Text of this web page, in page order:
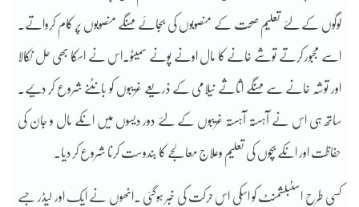
لوگوں کے لئے تعلیم صحت کے منصوبوں کی بجائے مہنگے منصوبوں پر کام کرواتے۔
اسے مجبور کرتے توشے خانے کا مال اونے پونے سمیٹو۔اس نے اسکا بھی حل نکالا
اور توشہ خانے سے مہنگے اثاثے نیلامی کے ذریعے غریبوں کو بانٹنے شروع کر دئیے۔
ساتھ ہی اس نے آہستہ آہستہ غریبوں کے لئے دور دیسوں میں انکے مال و جان کی
حفاظت اور انکے بچوں کی تعلیم وعلاج معالجے کا بندوست کرنا شروع کر دیا۔
کسی طرح اسٹبلشمنٹ کو اسکی اس حرکت کی خبر ہوگئی ۔انھوں نے ایک اور لیڈر جسے